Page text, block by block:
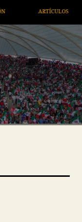
ARTÍCULOS ARTE